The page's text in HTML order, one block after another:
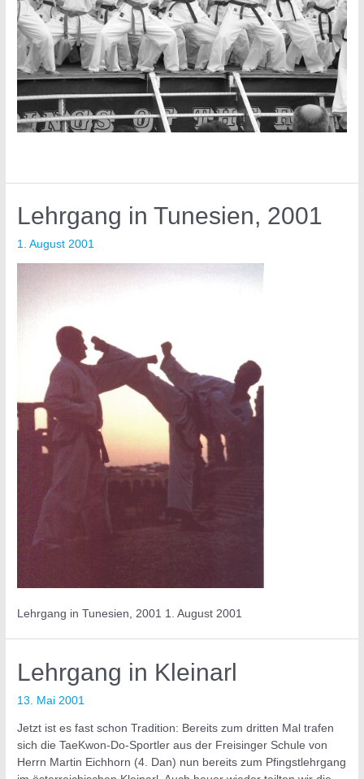
Lehrgang in Tunesien, 2001
1. August 2001
Lehrgang in Tunesien, 2001 1. August 2001
Lehrgang in Kleinarl
13. Mai 2001
Jetzt ist es fast schon Tradition: Bereits zum dritten Mal trafen
sich die TaeKwon-Do-Sportler aus der Freisinger Schule von
Herrn Martin Eichhorn (4. Dan) nun bereits zum Pfingstlehrgang
Lehrgang
in
Kleinarl